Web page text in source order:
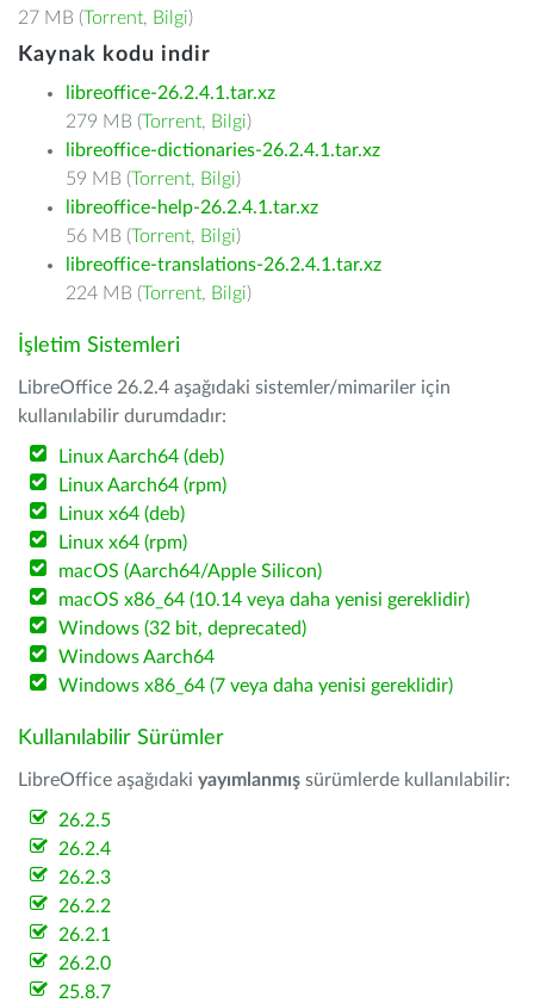
27 MB (Torrent, Bilgi)
Kaynak kodu indir
libreoffice-26.2.4.1.tar.xz
279 MB (Torrent, Bilgi)
libreoffice-dictionaries-26.2.4.1.tar.xz
59 MB (Torrent, Bilgi)
libreoffice-help-26.2.4.1.tar.xz
56 MB (Torrent, Bilgi)
libreoffice-translations-26.2.4.1.tar.xz
224 MB (Torrent, Bilgi)
İşletim Sistemleri
LibreOffice 26.2.4 aşağıdaki sistemler/mimariler için
kullanılabilir durumdadır:
Linux Aarch64 (deb)
Linux Aarch64 (rpm)
Linux x64 (deb)
Linux x64 (rpm)
macOS (Aarch64/Apple Silicon)
macOS x86_64 (10.14 veya daha yenisi gereklidir)
Windows (32 bit, deprecated)
Windows Aarch64
Windows x86_64 (7 veya daha yenisi gereklidir)
Kullanılabilir Sürümler
LibreOffice aşağıdaki yayımlanmış sürümlerde kullanılabilir:
26.2.5
26.2.4
26.2.3
26.2.2
26.2.1
26.2.0
25.8.7